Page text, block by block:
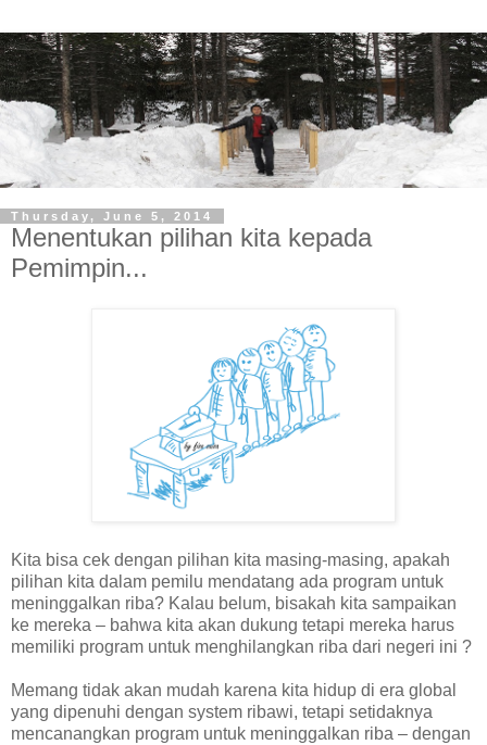
Thursday, June 5, 2014
Menentukan pilihan kita kepada
Pemimpin...
Kita bisa cek dengan pilihan kita masing-masing, apakah
pilihan kita dalam pemilu mendatang ada program untuk
meninggalkan riba? Kalau belum, bisakah kita sampaikan
ke mereka – bahwa kita akan dukung tetapi mereka harus
memiliki program untuk menghilangkan riba dari negeri ini ?
Memang tidak akan mudah karena kita hidup di era global
yang dipenuhi dengan system ribawi, tetapi setidaknya
mencanangkan program untuk meninggalkan riba – dengan